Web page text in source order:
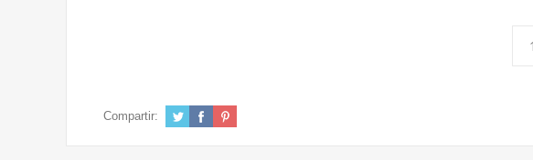
Compartir: